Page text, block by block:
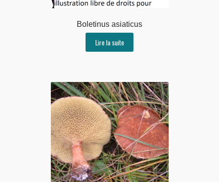
Boletinus asiaticus
Lire la suite